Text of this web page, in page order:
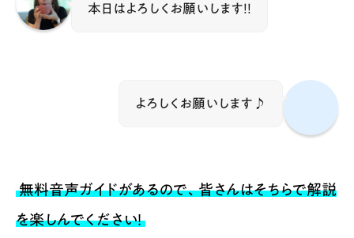
本日はよろしくお願いします！！
よろしくお願いします♪
無料音声ガイドがあるので、皆さんはそちらで解説
を楽しんでください！